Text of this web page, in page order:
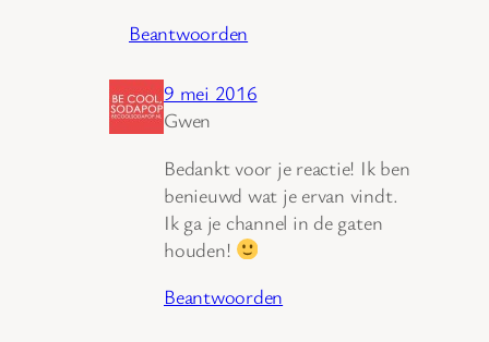
Beantwoorden
9 mei 2016
Gwen
Bedankt voor je reactie! Ik ben
benieuwd wat je ervan vindt.
Ik ga je channel in de gaten
houden!
Beantwoorden